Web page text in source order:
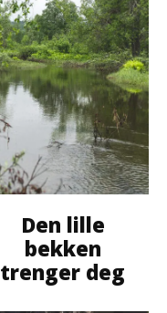
Den lille
bekken
trenger deg